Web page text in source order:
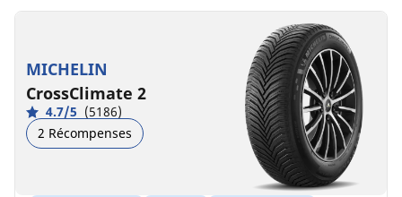
MICHELIN
CrossClimate 2
4.7/5 (5186)
2 Récompenses